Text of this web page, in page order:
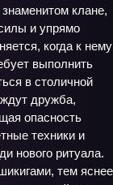
клане,
и упрямо
когда к нему
выполнить
в столичной
дружба,
опасность
техники и
нового ритуала.
тем яснее